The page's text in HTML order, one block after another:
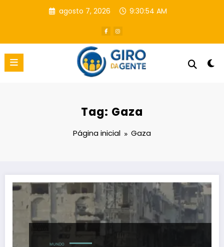
agosto 7, 2026 9:30:55 AM
Tag: Gaza
Página inicial Gaza
MUNDO